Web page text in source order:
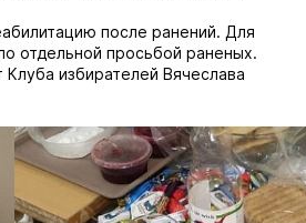
после ранений. Для
отдельной просьбой раненых.
избирателей Вячеслава